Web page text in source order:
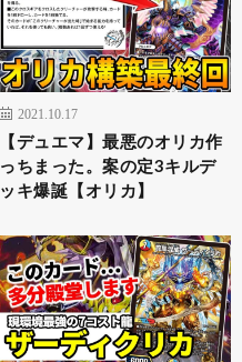
2021.10.17
【デュエマ】最悪のオリカ作
っちまった。案の定3キルデ
ッキ爆誕【オリカ】